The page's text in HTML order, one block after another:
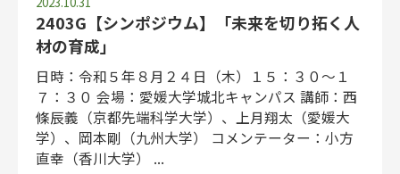
2403G【シンポジウム】「未来を切り拓く人
材の育成」
日時：令和５年８月２４日（木）１５：３０～１
７：３０ 会場：愛媛大学城北キャンパス 講師：西
條辰義（京都先端科学大学）、上月翔太（愛媛大
学）、岡本剛（九州大学） コメンテーター：小方
直幸（香川大学） ...